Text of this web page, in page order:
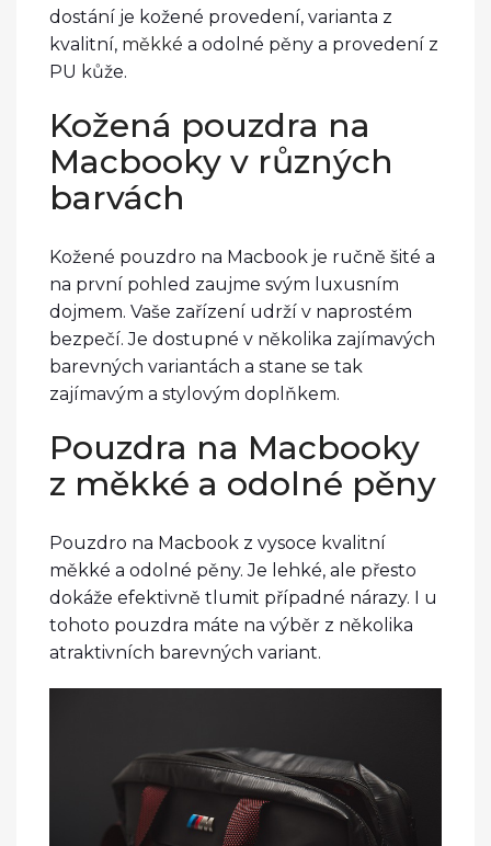
dostání je kožené provedení, varianta z
kvalitní, měkké a odolné pěny a provedení z
PU kůže.
Kožená pouzdra na
Macbooky v různých
barvách
Kožené pouzdro na Macbook je ručně šité a
na první pohled zaujme svým luxusním
dojmem. Vaše zařízení udrží v naprostém
bezpečí. Je dostupné v několika zajímavých
barevných variantách a stane se tak
zajímavým a stylovým doplňkem.
Pouzdra na Macbooky
z měkké a odolné pěny
Pouzdro na Macbook z vysoce kvalitní
měkké a odolné pěny. Je lehké, ale přesto
dokáže efektivně tlumit případné nárazy. I u
tohoto pouzdra máte na výběr z několika
atraktivních barevných variant.